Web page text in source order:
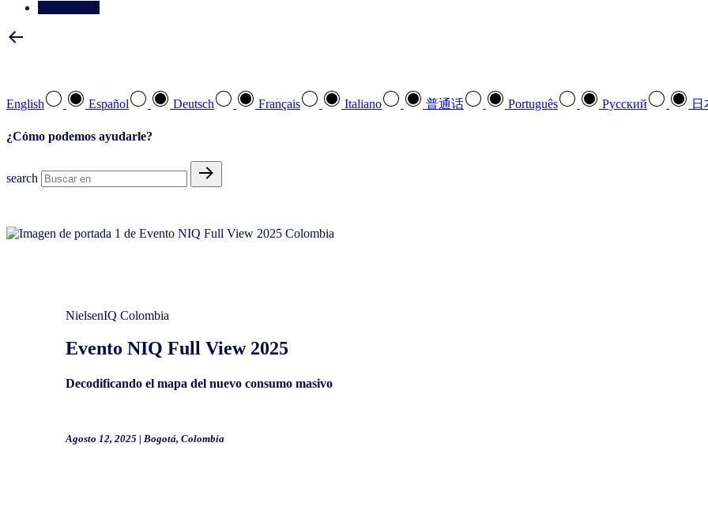
English Español Deutsch Français Italiano 普通话 Português Pусский 日
¿Cómo podemos ayudarle?
search
NielsenIQ Colombia
Evento NIQ Full View 2025
Decodificando el mapa del nuevo consumo masivo
Agosto 12, 2025 | Bogotá, Colombia